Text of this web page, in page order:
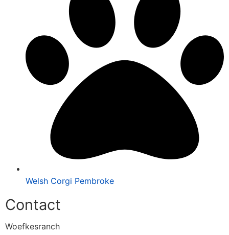
Welsh Corgi Pembroke
Contact
Woefkesranch